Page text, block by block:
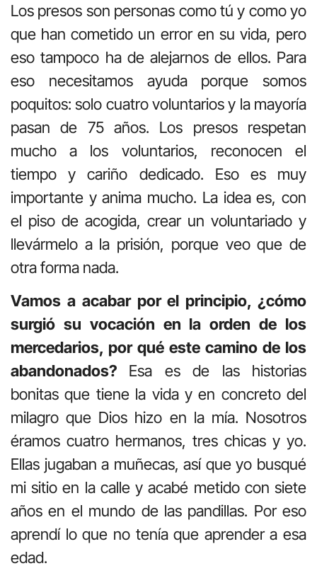
Los presos son personas como tú y como yo
que han cometido un error en su vida, pero
eso tampoco ha de alejarnos de ellos. Para
eso necesitamos ayuda porque somos
poquitos: solo cuatro voluntarios y la mayoría
pasande 75 años. Los presos respetan
mucho a los voluntarios, reconocen el
tiempo y cariño dedicado. Eso es muy
importante y anima mucho. La idea es, con
el piso de acogida, crear un voluntariado y
llevármelo a la prisión, porque veo que de
otra forma nada.
Vamos a acabar por el principio, ¿cómo
surgió su vocación en la orden de los
mercedarios, por qué este camino de los
abandonados? Esa es de las historias
bonitas que tiene la vida y en concreto del
milagro que Dios hizo en la mía. Nosotros
éramos cuatro hermanos, tres chicas y yo.
Ellas jugaban a muñecas, así que yo busqué
mi sitio en la calle y acabé metido con siete
años en el mundo de las pandillas. Por eso
aprendí lo que no tenía que aprender a esa
edad.